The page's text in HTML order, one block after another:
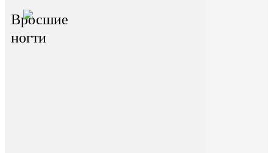
Вросшие
ногти
главный офис - г.Иркутск,
ул.Байкальская 236в/1, оф.1
Горячая линия